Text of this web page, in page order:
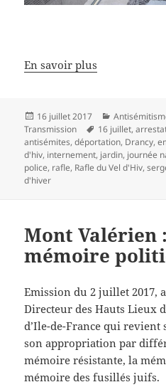
En savoir plus
Publié
le
16 juillet 2017 Catégories
Transmission
Mots-
clés
16 juillet,
antisémites,déportation, Drancy,
d'hiv, internement, jardin, journée
police, rafle, Rafle du Vel d'Hiv,
d'hiver
Mont Valérien
mémoire
Emission du 2 juillet 2017,
Directeur des Hauts Lieux
d’Ile-de-France qui revient
son appropriation par
mémoire résistante, la
mémoire des fusillés juifs.